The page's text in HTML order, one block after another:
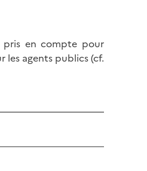
pris en compte pour
agents publics (cf.